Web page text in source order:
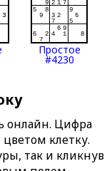
Простое
#4230
онлайн. Цифра
клетку.
так и кликнув